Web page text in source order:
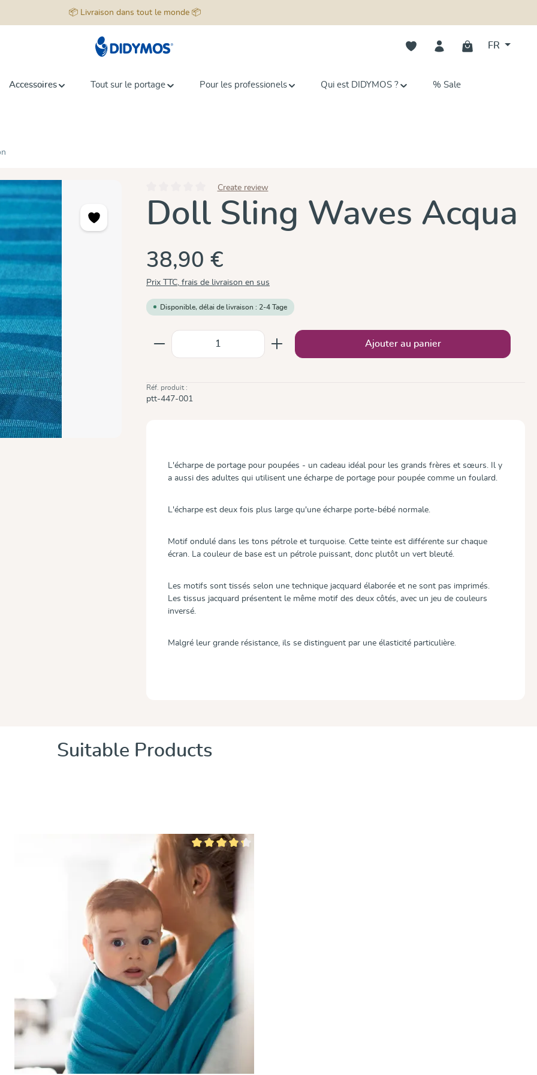
📦 Livraison dans tout le monde 📦
Vous avez 0 articles dans votre
FR
Accessoires Tout sur le portage Pour les professionels Qui est DIDYMOS ? % Sale
Note moyenne de 0 sur 5 étoiles
Create review
Doll Sling Waves Acqua
38,90 €
Prix TTC, frais de livraison en sus
Disponible, délai de livraison : 2-4 Tage
Quantité de produit : Entrez la quantité souhaitée ou
Ajouter au panier
Réf. produit :
ptt-447-001
L'écharpe de portage pour poupées - un cadeau idéal pour les grands frères et sœurs. Il y
a aussi des adultes qui utilisent une écharpe de portage pour poupée comme un foulard.
L'écharpe est deux fois plus large qu'une écharpe porte-bébé normale.
Motif ondulé dans les tons pétrole et turquoise. Cette teinte est différente sur chaque
écran. La couleur de base est un pétrole puissant, donc plutôt un vert bleuté.
Les motifs sont tissés selon une technique jacquard élaborée et ne sont pas imprimés.
Les tissus jacquard présentent le même motif des deux côtés, avec un jeu de couleurs
inversé.
Malgré leur grande résistance, ils se distinguent par une élasticité particulière.
Suitable Products
5 étoiles Note moyenne de 4.2 sur 5 étoiles